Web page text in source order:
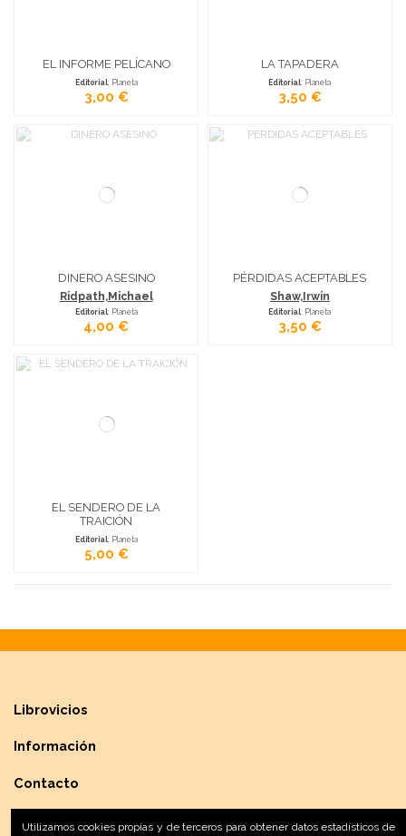
EL INFORME PELÍCANO
Editorial: Planeta
3,00 €
LA TAPADERA
Editorial: Planeta
3,50 €
DINERO ASESINO
Ridpath,Michael
Editorial: Planeta
4,00 €
PÉRDIDAS ACEPTABLES
Shaw,Irwin
Editorial: Planeta
3,50 €
EL SENDERO DE LA
TRAICIÓN
Editorial: Planeta
5,00 €
Librovicios
Información
Contacto
Utilizamos cookies propias y de terceros para obtener datos estadísticos de